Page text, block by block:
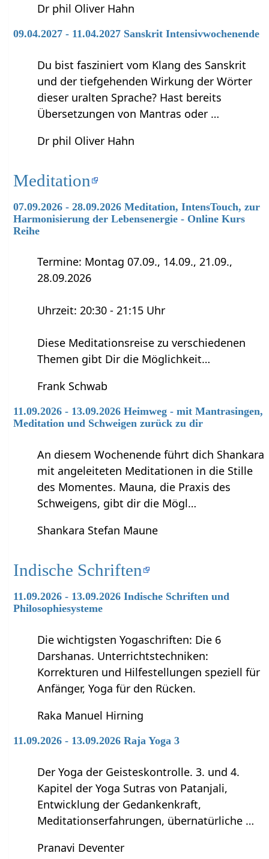
Dr phil Oliver Hahn
09.04.2027 - 11.04.2027 Sanskrit Intensivwochenende
Du bist fasziniert vom Klang des Sanskrit
und der tiefgehenden Wirkung der Wörter
dieser uralten Sprache? Hast bereits
Übersetzungen von Mantras oder …
Dr phil Oliver Hahn
Meditation
07.09.2026 - 28.09.2026 Meditation, IntensTouch, zur
Harmonisierung der Lebensenergie - Online Kurs
Reihe
Termine: Montag 07.09., 14.09., 21.09.,
28.09.2026
Uhrzeit: 20:30 - 21:15 Uhr
Diese Meditationsreise zu verschiedenen
Themen gibt Dir die Möglichkeit…
Frank Schwab
11.09.2026 - 13.09.2026 Heimweg - mit Mantrasingen,
Meditation und Schweigen zurück zu dir
An diesem Wochenende führt dich Shankara
mit angeleiteten Meditationen in die Stille
des Momentes. Mauna, die Praxis des
Schweigens, gibt dir die Mögl…
Shankara Stefan Maune
Indische Schriften
11.09.2026 - 13.09.2026 Indische Schriften und
Philosophiesysteme
Die wichtigsten Yogaschriften: Die 6
Darshanas. Unterrichtstechniken:
Korrekturen und Hilfestellungen speziell für
Anfänger, Yoga für den Rücken.
Raka Manuel Hirning
11.09.2026 - 13.09.2026 Raja Yoga 3
Der Yoga der Geisteskontrolle. 3. und 4.
Kapitel der Yoga Sutras von Patanjali,
Entwicklung der Gedankenkraft,
Meditationserfahrungen, übernatürliche …
Pranavi Deventer